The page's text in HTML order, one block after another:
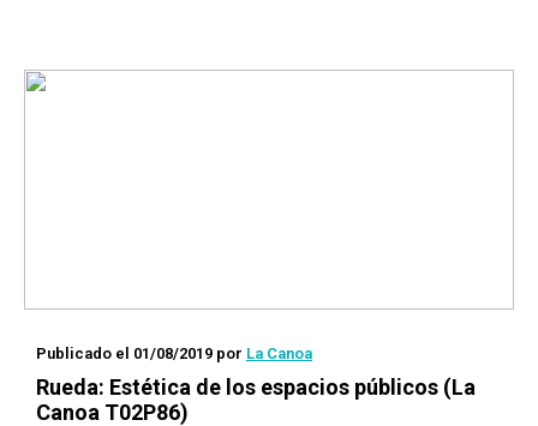
Publicado el 01/08/2019 por La Canoa
Rueda: Estética de los espacios públicos (La
Canoa T02P86)